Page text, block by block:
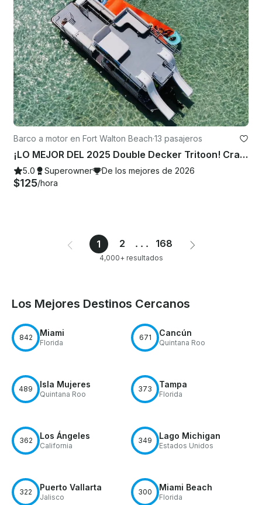
Barco a motor en Fort Walton Beach·13 pasajeros
¡LO MEJOR DEL 2025 Double Decker Tritoon! Crab Island/Destin
5.0 Superowner De los mejores de 2026
$125/hora
1 2 ... 168
4,000+ resultados
Los Mejores Destinos Cercanos
842 Miami
Florida
671 Cancún
Quintana Roo
489 Isla Mujeres
Quintana Roo
373 Tampa
Florida
362 Los Ángeles
California
349 Lago Michigan
Estados Unidos
322 Puerto Vallarta
Jalisco
300 Miami Beach
Florida